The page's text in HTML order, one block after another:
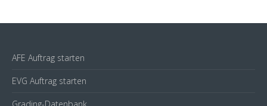
AFE Auftrag starten
EVG Auftrag starten